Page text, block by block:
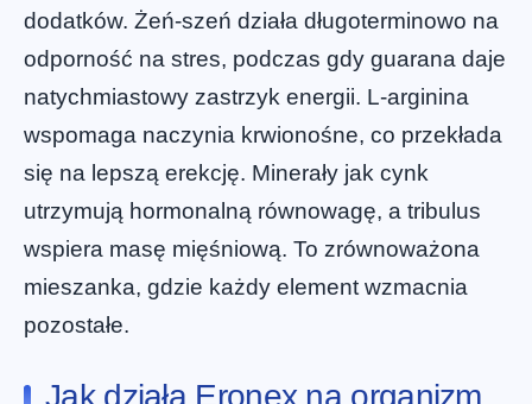
dodatków. Żeń-szeń działa długoterminowo na
odporność na stres, podczas gdy guarana daje
natychmiastowy zastrzyk energii. L-arginina
wspomaga naczynia krwionośne, co przekłada
się na lepszą erekcję. Minerały jak cynk
utrzymują hormonalną równowagę, a tribulus
wspiera masę mięśniową. To zrównoważona
mieszanka, gdzie każdy element wzmacnia
pozostałe.
Jak działa Eronex na organizm